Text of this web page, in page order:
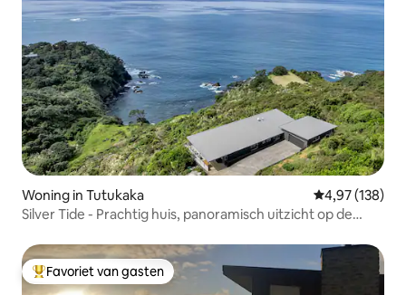
Woning in Tutukaka Gemiddelde
4,97 (138)
Silver Tide - Prachtig huis, panoramisch uitzicht op de
Topfavoriet van gasten
Favoriet van gasten